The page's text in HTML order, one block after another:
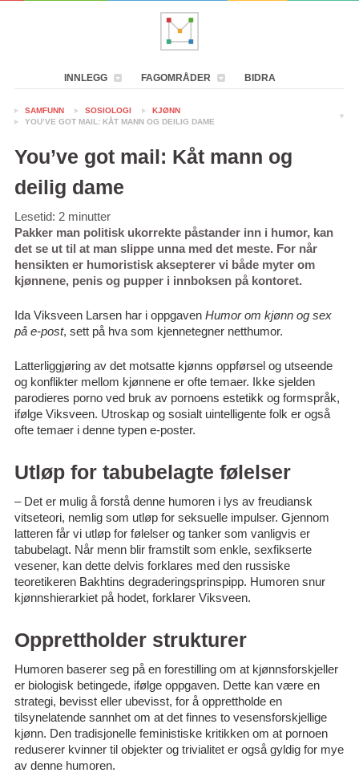
INNLEGG FAGOMRÅDER BIDRA
SAMFUNN SOSIOLOGI
KJØNN
YOU’VE GOT MAIL: KÅT MANN OG DEILIG DAME
You’ve got mail: Kåt mann og
deilig dame
Lesetid: 2 minutter
Pakker man politisk ukorrekte påstander inn i humor, kan
det se ut til at man slippe unna med det meste. For når
hensikten er humoristisk aksepterer vi både myter om
kjønnene, penis og pupper i innboksen på kontoret.
Ida Viksveen Larsen har i oppgaven Humor om kjønn og sex
på e-post, sett på hva som kjennetegner netthumor.
Latterliggjøring av det motsatte kjønns oppførsel og utseende
og konflikter mellom kjønnene er ofte temaer. Ikke sjelden
parodieres porno ved bruk av pornoens estetikk og formspråk,
ifølge Viksveen. Utroskap og sosialt uintelligente folk er også
ofte temaer i denne typen e-poster.
Utløp for tabubelagte følelser
– Det er mulig å forstå denne humoren i lys av freudiansk
vitseteori, nemlig som utløp for seksuelle impulser. Gjennom
latteren får vi utløp for følelser og tanker som vanligvis er
tabubelagt. Når menn blir framstilt som enkle, sexfikserte
vesener, kan dette delvis forklares med den russiske
teoretikeren Bakhtins degraderingsprinspipp. Humoren snur
kjønnshierarkiet på hodet, forklarer Viksveen.
Opprettholder strukturer
Humoren baserer seg på en forestilling om at kjønnsforskjeller
er biologisk betingede, ifølge oppgaven. Dette kan være en
strategi, bevisst eller ubevisst, for å opprettholde en
tilsynelatende sannhet om at det finnes to vesensforskjellige
kjønn. Den tradisjonelle feministiske kritikken om at pornoen
reduserer kvinner til objekter og trivialitet er også gyldig for mye
av denne humoren.